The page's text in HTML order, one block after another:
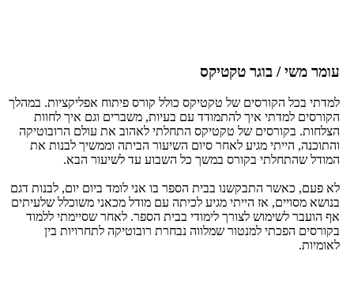
עומר משי / בוגר טקטיקס
למדתי בכל הקורסים של טקטיקס כולל קורס פיתוח אפליקציות. במהלך
הקורסים למדתי איך להתמודד עם בעיות, משברים וגם איך לחוות
הצלחות. בקורסים של טקטיקס התחלתי לאהוב את עולם הרובוטיקה
והתוכנה, הייתי מגיע לאחר סיום השיעור הביתה וממשיך לבנות את
המודל שהתחלתי בקורס במשך כל השבוע עד לשיעור הבא.
לא פעם, כאשר התבקשנו בבית הספר בו אני לומד ביום יום, לבנות דגם
בנושא מסויים, אז הייתי מגיע לכיתה עם מודל מכאני משוכלל שלעיתים
אף הועבר לשימוש לצורך לימודי בבית הספר. לאחר שסיימתי ללמוד
בקורסים הפכתי למנטור שמלווה נבחרת רובוטיקה לתחרויות בין
לאומיות.